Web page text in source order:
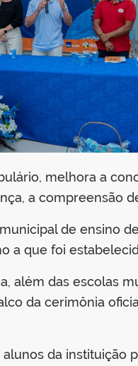
melhora a
a compreensão
de ensino
a que foi
além das escolas
da cerimônia
alunos da